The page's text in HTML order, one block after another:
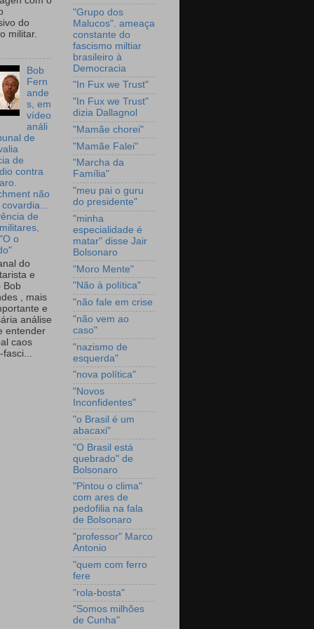
do
militar.
Bob
Fern
ande
s, em
vídeo
análi
de
de
contra
não
de
o
do
e
Bob
, mais
e
análise
entender
caos
"Grupo dos
Malucos". ameaça
constante do
fascismo miltiar
brasileiro à
Democracia
"In Fux we Trust"
"In Fux we Trust"
dizia Dallagnol
"Mamãe chorei"
"Mamãe Falei"
"Marcha da
Família"
"meu pai o guru
do presidente"
"minha
especialidade é
matar" disse Jair
Bolsonaro
"Moro Mente"
"Não à política"
"não fale em crise
"não vem ao
caso"
"nazismo de
esquerda"
"nova política"
"Novos
Inconfidentes"
"o Brasil é um
abacaxi"
"O Brasil está
quebrado" de
Bolsonaro
"Pintou o clima"
com ares de
pedofilia na fala
de Bolsonaro
"professor" Marco
Antonio
"quem com ferro
fere
"rola-bosta"
"Somos milhões
de Cunha"